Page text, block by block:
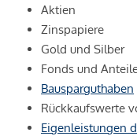
Aktien
Zinspapiere
Gold und Silber
Fonds und
Bausparguthaben
Rückkaufswerte
Eigenleistungen